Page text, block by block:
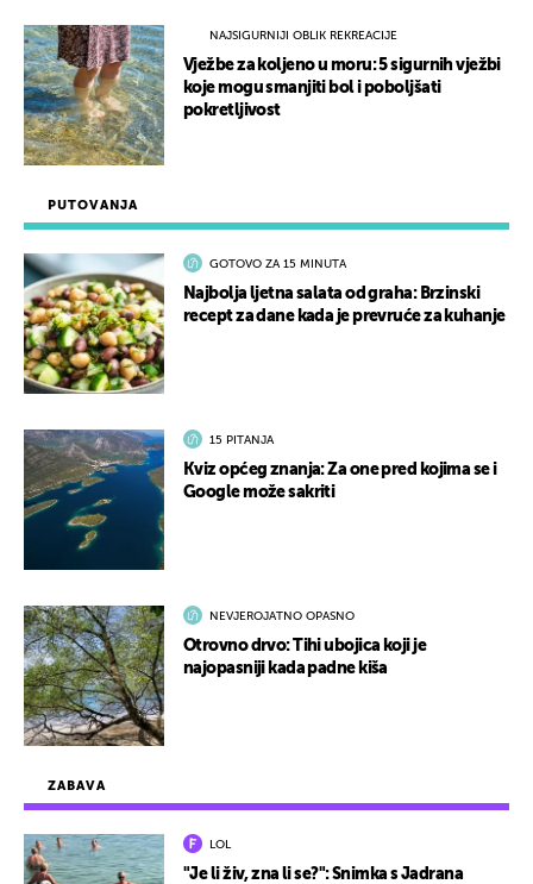
ZABAVA
LOL
"Je li živ, zna li se?": Snimka s Jadrana
PUTOVANJA
GOTOVO ZA 15 MINUTA
Najbolja ljetna salata od graha: Brzinski
recept za dane kada je prevruće za kuhanje
15 PITANJA
Kviz općeg znanja: Za one pred kojima se i
Google može sakriti
NEVJEROJATNO OPASNO
Otrovno drvo: Tihi ubojica koji je
najopasniji kada padne kiša
NAJSIGURNIJI OBLIK REKREACIJE
Vježbe za koljeno u moru: 5 sigurnih vježbi
koje mogu smanjiti bol i poboljšati
pokretljivost